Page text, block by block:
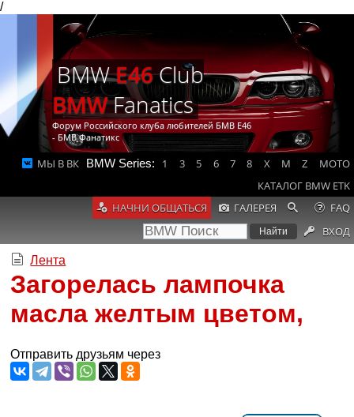
/
BMWE46Club
BMWFanatics
Форум Российского клуба любителей БМВ Е46
- БМВ Фанатикс
МЫ В ВК BMW Series: 1 3 5 6 7 8 X M Z
MOTO
КАТАЛОГ BMW ETK
НАЧНИ ОБЩАТЬСЯ
ГАЛЕРЕЯ
FAQ
ВХОД
Лента
Загорелась лампочка
масла желтым цветом,
Отправить друзьям через